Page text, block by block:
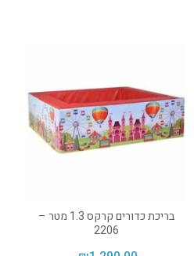
בריכת כדורים קרקס 1.3 מטר –
2206